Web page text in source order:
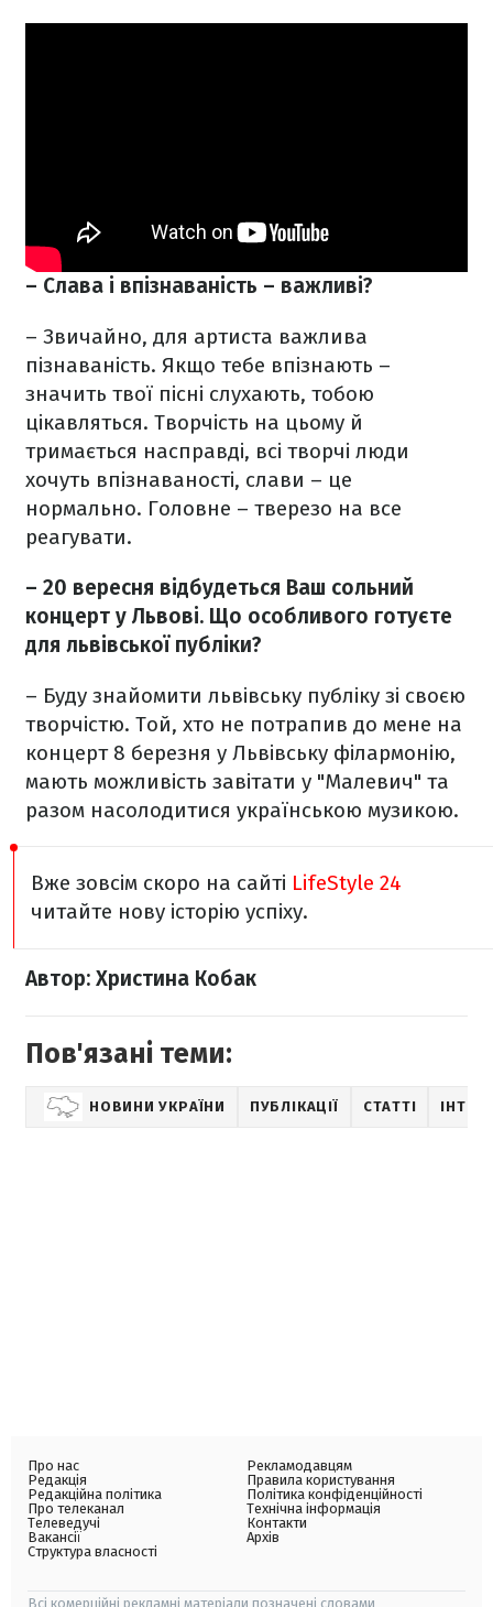
– Слава і впізнаваність – важливі?
– Звичайно, для артиста важлива
пізнаваність. Якщо тебе впізнають –
значить твої пісні слухають, тобою
цікавляться. Творчість на цьому й
тримається насправді, всі творчі люди
хочуть впізнаваності, слави – це
нормально. Головне – тверезо на все
реагувати.
– 20 вересня відбудеться Ваш сольний
концерт у Львові. Що особливого готуєте
для львівської публіки?
– Буду знайомити львівську публіку зі своєю
творчістю. Той, хто не потрапив до мене на
концерт 8 березня у Львівську філармонію,
мають можливість завітати у "Малевич" та
разом насолодитися українською музикою.
Вже зовсім скоро на сайті LifeStyle 24
читайте нову історію успіху.
Автор: Христина Кобак
Пов'язані теми:
НОВИНИ УКРАЇНИ ПУБЛІКАЦІЇ СТАТТІ
Про нас
Редакція
Редакційна політика
Про телеканал
Телеведучі
Вакансії
Структура власності
Рекламодавцям
Правила користування
Політика конфіденційності
Технічна інформація
Контакти
Архів
Всі комерційні рекламні матеріали позначені словами